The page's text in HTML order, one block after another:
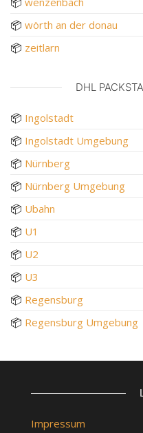
📦 wörth an der donau
📦 zeitlarn
DHL
📦 Ingolstadt
📦 Ingolstadt Umgebung
📦 Nürnberg
📦 Nürnberg Umgebung
📦 Ubahn
📦 U1
📦 U2
📦 U3
📦 Regensburg
📦 Regensburg Umgebung
Impressum